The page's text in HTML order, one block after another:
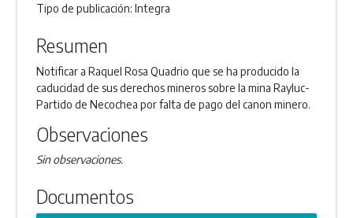
Tipo de publicación:Integra
Resumen
Notificar a Raquel Rosa Quadrio que se ha producido la
caducidad de sus derechos mineros sobre la mina Rayluc-
Partido de Necochea por falta de pago del canon minero.
Observaciones
Sin observaciones.
Documentos